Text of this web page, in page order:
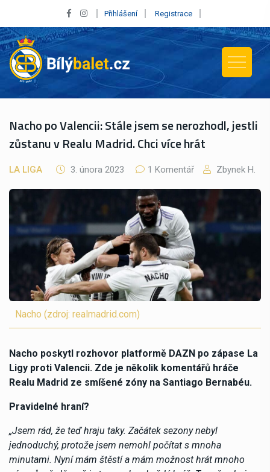
Přihlášení Registrace
Nacho po Valencii: Stále jsem se nerozhodl, jestli
zůstanu v Realu Madrid. Chci více hrát
LA LIGA 3. února 2023 1 Komentář Zbynek H.
Nacho (zdroj: realmadrid.com)
Nacho poskytl rozhovor platformě DAZN po zápase La
Ligy proti Valencii. Zde je několik komentářů hráče
Realu Madrid ze smíšené zóny na Santiago Bernabéu.
Pravidelné hraní?
„Jsem rád, že teď hraju taky. Začátek sezony nebyl
jednoduchý, protože jsem nemohl počítat s mnoha
minutami. Nyní mám štěstí a mám možnost hrát mnoho